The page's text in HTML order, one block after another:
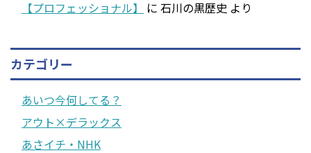
【プロフェッショナル】
に 石川の黒歴史 より
カテゴリー
あいつ今何してる？
アウト×デラックス
あさイチ・NHK